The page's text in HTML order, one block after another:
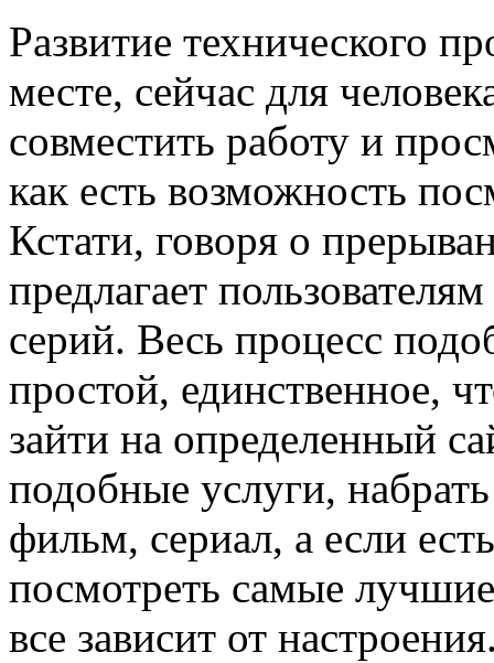
Развитие технического
месте, сейчас для
совместить работу и
как есть возможность
Кстати, говоря о
предлагает
серий. Весь процесс
простой, единственное,
зайти на определенный
подобные услуги,
фильм, сериал, а если
посмотреть самые
все зависит от